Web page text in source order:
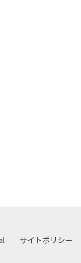
サイトポリシー